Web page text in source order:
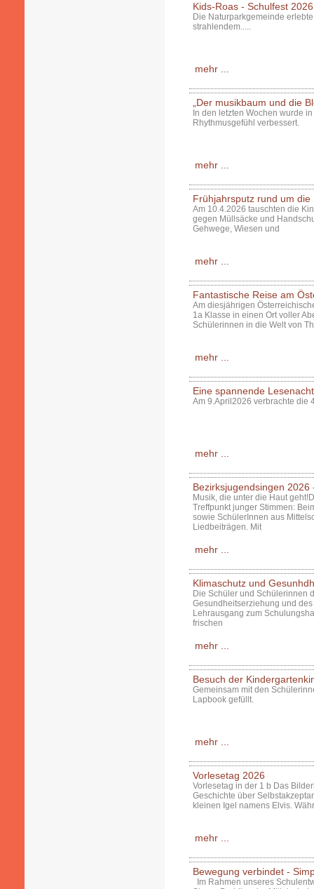
Kids-Roas - Schulfest 2026
Die Naturparkgemeinde
strahlendem.....
mehr ...
„Der musikbaum und die
In den letzten Wochen wurde
Rhythmusgefühl verbessert.
mehr ...
Frühjahrsputz rund um die
Am 10.4.2026 tauschten die
gegen Müllsäcke und
Gehwege, Wiesen und
mehr ...
Fantastische Reise am
Am diesjährigen
1a Klasse in einen Ort voller
Schülerinnen in die Welt von
mehr ...
Eine spannende
Am 9.April2026 verbrachte die
mehr ...
Bezirksjugendsingen
Musik, die unter die Haut
Treffpunkt junger Stimmen:
sowie SchülerInnen aus
Liedbeiträgen. Mit
mehr ...
Klimaschutz und
Die Schüler und Schülerinnen
Gesundheitserziehung und
Lehrausgang zum
frischen
mehr ...
Besuch der
Gemeinsam mit den
Lapbook gefüllt.
mehr ...
Vorlesetag 2026
Vorlesetag in der 1 b Das
Geschichte über
kleinen Igel namens Elvis.
mehr ...
Bewegung verbindet -
Im Rahmen unseres